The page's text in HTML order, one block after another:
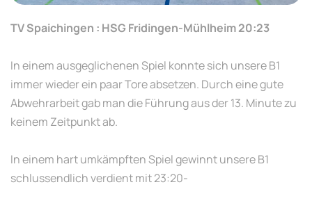
TV Spaichingen : HSG Fridingen-Mühlheim 20:23
In einem ausgeglichenen Spiel konnte sich unsere B1
immer wieder ein paar Tore absetzen. Durch eine gute
Abwehrarbeit gab man die Führung aus der 13. Minute zu
keinem Zeitpunkt ab.
In einem hart umkämpften Spiel gewinnt unsere B1
schlussendlich verdient mit 23:20-